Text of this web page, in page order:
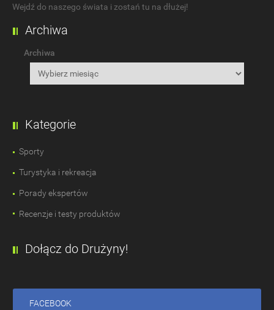
Wejdź do naszego świata i zostań tu na dłużej!
Archiwa
Archiwa
Kategorie
Sporty
Turystyka i rekreacja
Porady ekspertów
Recenzje i testy produktów
Dołącz do Drużyny!
FACEBOOK